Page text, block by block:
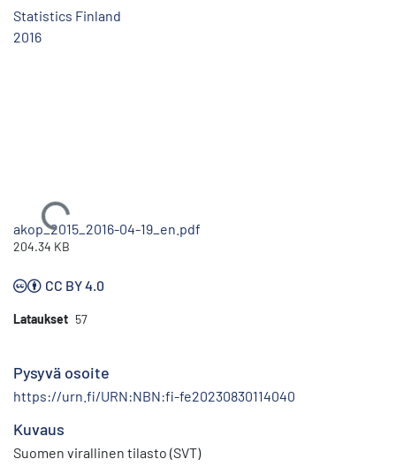
Statistics Finland
2016
Ladataan...
akop_2015_2016-04-19_en.pdf
204.34 KB
CC BY 4.0
Lataukset 57
Pysyvä osoite
https://urn.fi/URN:NBN:fi-fe20230830114040
Kuvaus
Suomen virallinen tilasto (SVT)